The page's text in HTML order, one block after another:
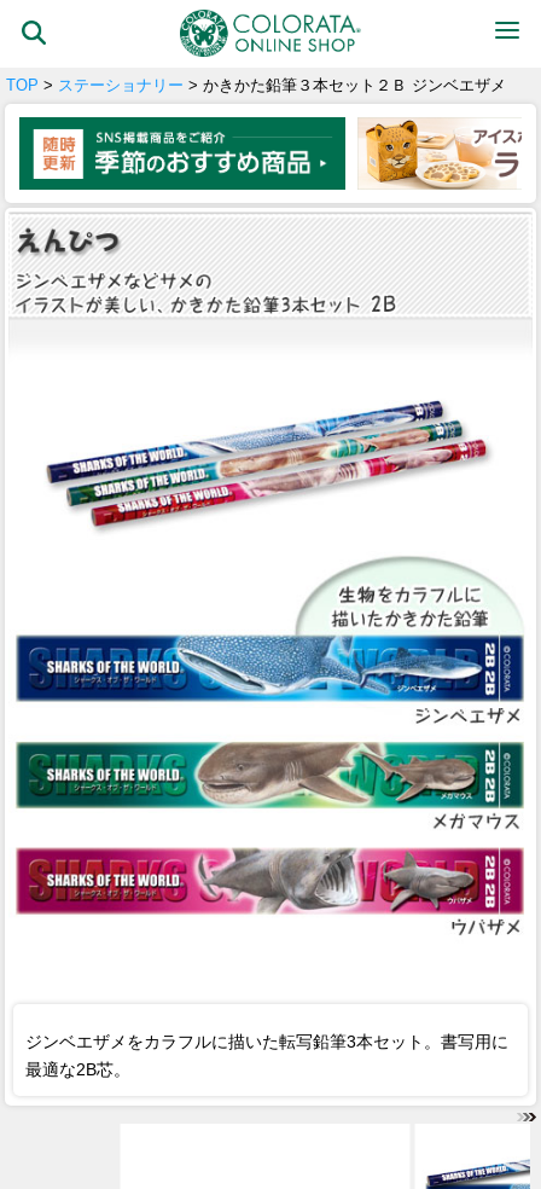
TOP > ステーショナリー > かきかた鉛筆３本セット２Ｂ ジンベエザメ
ジンベエザメをカラフルに描いた転写鉛筆3本セット。書写用に
最適な2B芯。